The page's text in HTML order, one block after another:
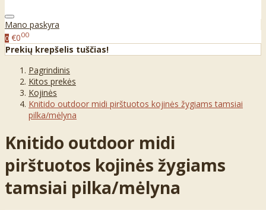
Mano paskyra
0 €000
Prekių krepšelis tuščias!
Pagrindinis
Kitos prekės
Kojinės
Knitido outdoor midi pirštuotos kojinės žygiams tamsiai
pilka/mėlyna
Knitido outdoor midi
pirštuotos kojinės žygiams
tamsiai pilka/mėlyna